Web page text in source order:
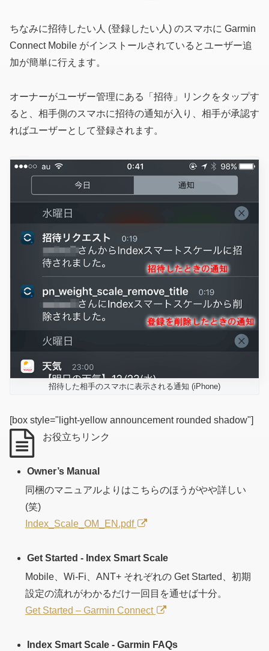
ちなみに招待したい人 (登録したい人) のスマホに Garmin
Connect Mobile がインストールされているとユーザー追
加が簡単に行えます。
オーナーがユーザー管理にある「招待」リンクをタップす
ると、相手側のスマホに招待の通知が入り、相手が承認す
ればユーザーとして登録されます。
招待した相手のスマホに表示される通知 (iPhone)
[box style="light-yellow announcement rounded shadow"]
お役立ちリンク
Owner’s Manual
同梱のマニュアルよりはこちらのほうがやや詳しい
(笑)
Index_Scale_OM_EN.pdf
Get Started - Index Smart Scale
Mobile、Wi-Fi、ANT+ それぞれの Get Started、初期
設定の流れがわかるだけ一回目を通せば十分。
Get Started – Garmin Connect
Index Smart Scale - Garmin FAQs